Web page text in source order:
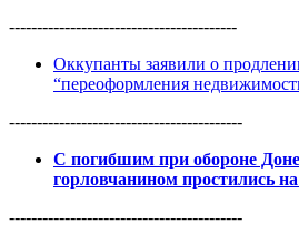
-----------------------------------------
Оккупанты заявили о
“переоформления
------------------------------------------
С погибшим при обороне
горловчанином простились
------------------------------------------